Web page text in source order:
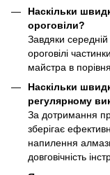
Наскільки
ороговіли?
Завдяки
ороговілі
майстра в
Наскільки
регулярному
За дотримання
зберігає
напилення
довговічність